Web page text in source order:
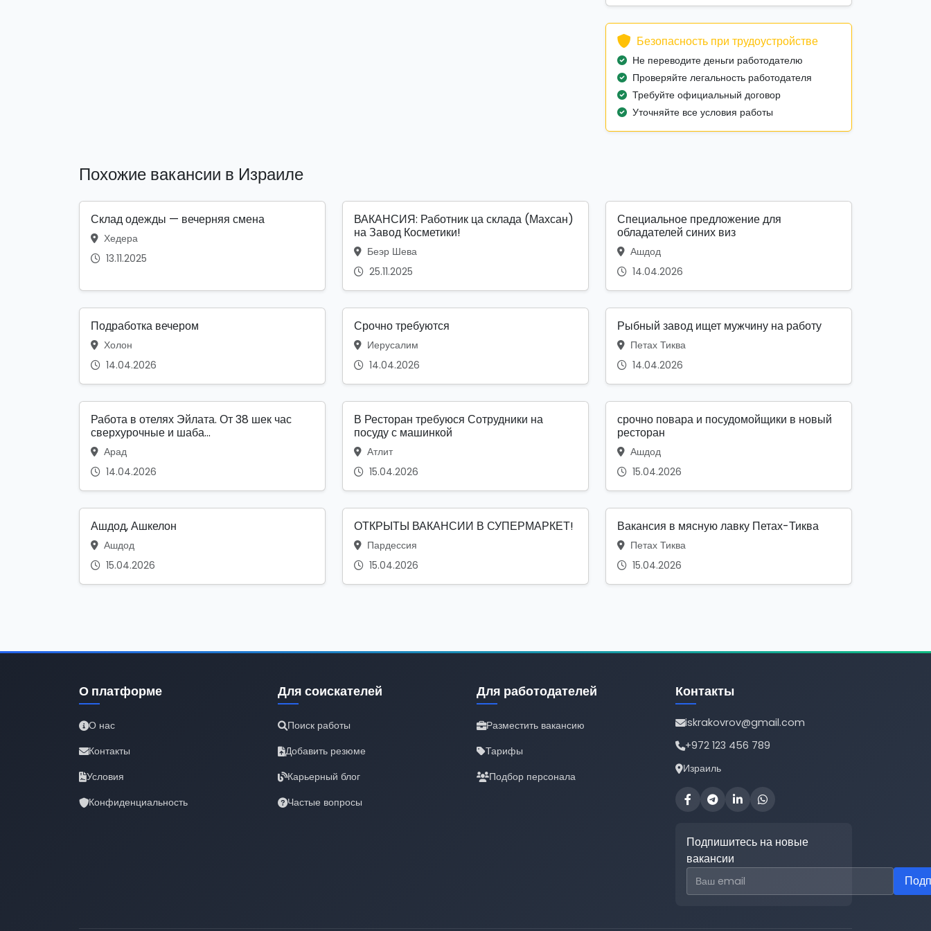
Безопасность при трудоустройстве
Не переводите деньги работодателю
Проверяйте легальность работодателя
Требуйте официальный договор
Уточняйте все условия работы
Похожие вакансии в Израиле
Склад одежды — вечерняя смена
Хедера
13.11.2025
ВАКАНСИЯ: Работник ца склада (Махсан)
на Завод Косметики!
Беэр Шева
25.11.2025
Специальное предложение для
обладателей синих виз
Ашдод
14.04.2026
Подработка вечером
Холон
14.04.2026
Срочно требуются
Иерусалим
14.04.2026
Рыбный завод ищет мужчину на работу
Петах Тиква
14.04.2026
Работа в отелях Эйлата. От 38 шек час
сверхурочные и шаба...
Арад
14.04.2026
В Ресторан требуюся Сотрудники на
посуду с машинкой
Атлит
15.04.2026
срочно повара и посудомойщики в новый
ресторан
Ашдод
15.04.2026
Ашдод, Ашкелон
Ашдод
15.04.2026
ОТКРЫТЫ ВАКАНСИИ В СУПЕРМАРКЕТ!
Пардессия
15.04.2026
Вакансия в мясную лавку Петах-Тиква
Петах Тиква
15.04.2026
О платформе
О нас
Контакты
Условия
Конфиденциальность
Для соискателей
Поиск работы
Добавить резюме
Карьерный блог
Частые вопросы
Для работодателей
Разместить вакансию
Тарифы
Подбор персонала
Контакты
iskrakovrov@gmail.com
+972 123 456 789
Израиль
Подпишитесь на новые
вакансии
Email для подписки